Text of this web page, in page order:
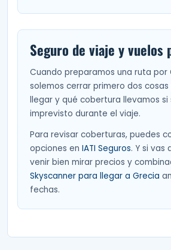
Seguro de viaje y vuelos
Cuando preparamos una ruta por
solemos cerrar primero dos
llegar y qué cobertura llevamos si
imprevisto durante el viaje.
Para revisar coberturas, puedes
opciones en IATI Seguros. Y si vas
venir bien mirar precios y
Skyscanner para llegar a Grecia
fechas.